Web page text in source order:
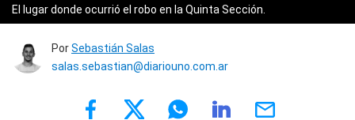
El lugar donde ocurrió el robo en la Quinta Sección.
PorSebastián Salas
salas.sebastian@diariouno.com.ar